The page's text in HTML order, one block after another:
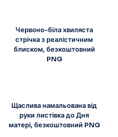
Червоно-біла хвиляста
стрічка з реалістичним
блиском, безкоштовний
PNG
Щаслива намальована від
руки листівка до Дня
матері, безкоштовний PNG